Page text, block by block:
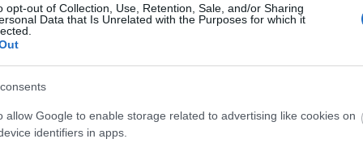
opt-out of Collection, Use, Retention, Sale, and/or Sharing
Data that Is Unrelated with the Purposes for which it
allow Google to enable storage related to advertising like cookies on
identifiers in apps.
elengedhetetlen a sikeres személyes és
3. Jobb kapcsolatok: Az empátia és a szociális
egyént abban, hogy mélyebb és értelmesebb
kapcsolatokat alakítson ki.